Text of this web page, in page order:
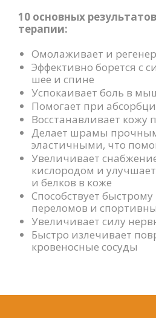
10 основных
терапии:
Омолаживает и
Эффективно борется с
шее и спине
Успокаивает боль в
Помогает при
Восстанавливает кожу
Делает шрамы
эластичными, что
Увеличивает
кислородом и улучшает
и белков в коже
Способствует
переломов и
Увеличивает силу
Быстро излечивает
кровеносные сосуды